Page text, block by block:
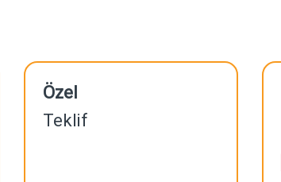
Özel
Teklif